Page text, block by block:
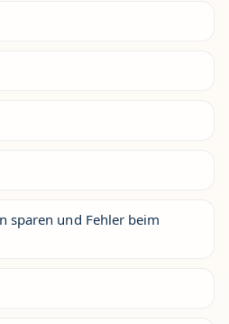
sparen und Fehler beim